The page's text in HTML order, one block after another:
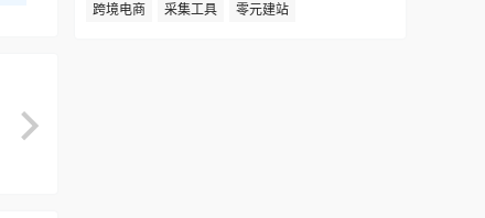
跨境电商
采集工具 零元建站